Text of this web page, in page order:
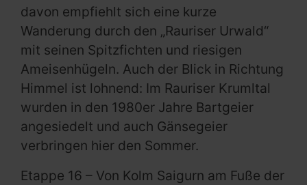
davon empfiehlt sich eine kurze
Wanderung durch den „Rauriser Urwald“
mit seinen Spitzfichten und riesigen
Ameisenhügeln. Auch der Blick in Richtung
Himmel ist lohnend: Im Rauriser Krumltal
wurden in den 1980er Jahre Bartgeier
angesiedelt und auch Gänsegeier
verbringen hier den Sommer.
Etappe 16 – Von Kolm Saigurn am Fuße der